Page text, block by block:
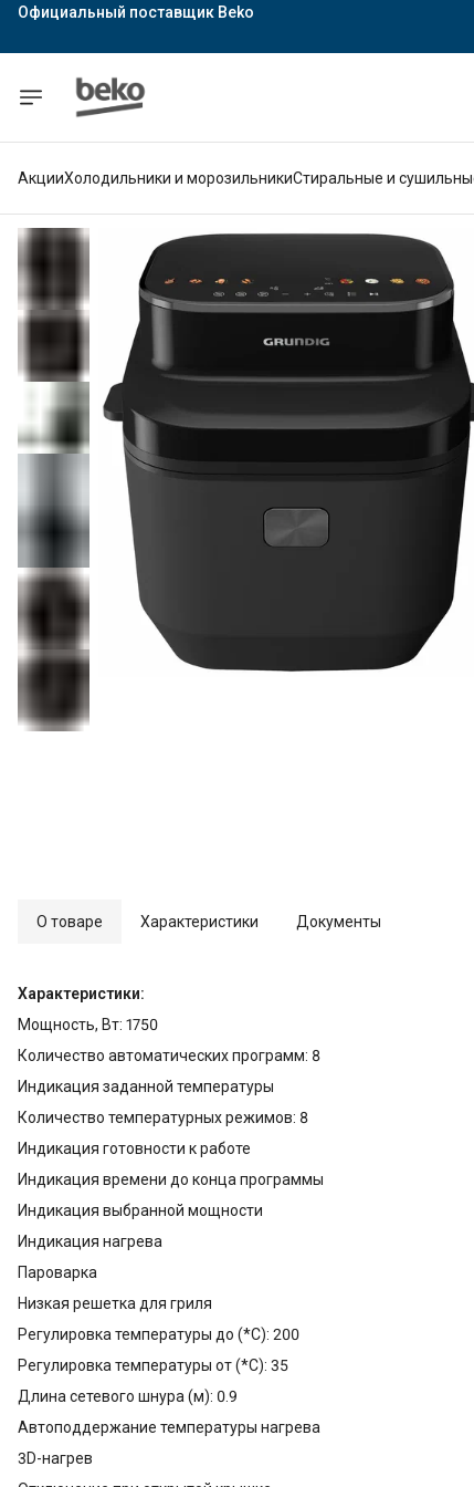
Официальный поставщик Hotpoint
АкцииХолодильники и морозильникиСтиральные и
О товаре Характеристики Документы
Характеристики:
Мощность, Вт: 1750
Количество автоматических программ: 8
Индикация заданной температуры
Количество температурных режимов: 8
Индикация готовности к работе
Индикация времени до конца программы
Индикация выбранной мощности
Индикация нагрева
Пароварка
Низкая решетка для гриля
Регулировка температуры до (*С): 200
Регулировка температуры от (*С): 35
Длина сетевого шнура (м): 0.9
Автоподдержание температуры нагрева
3D-нагрев